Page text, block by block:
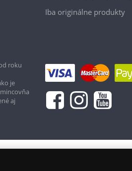
Iba originálne produkty
roku
je
aj